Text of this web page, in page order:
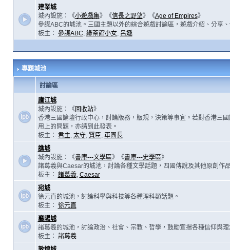
建業城
城內設施：《小遊戲集》《信長之野望》《Age of Empires》
參謀ABC的城池。三國主題以外的綜合遊戲討論區，遊戲介紹、分享
板主： 參謀ABC, 綠茶館小女, 呂遜
專題城池
討論區
廬江城
城內設施：《回收站》
香港三國論壇行政中心，討論版務，版規，決策等事宜。若對香港三
用上的問題，亦請到此發表。
板主： 君主, 太守, 賢臣, 軍團長
譙城
城內設施：《書庫---文學區》《書庫---史學區》
諸葛羲與Caesar的城池，討論各種文學話題，四國傳說及其他原創作
板主： 諸葛羲, Caesar
宛城
徐元直的城池，討論科學與科技等各種理科類話題。
板主： 徐元直
襄陽城
諸葛羲的城池，討論政治、社會、宗教、哲學，鼓勵宣揚各種信仰與理
板主： 諸葛羲